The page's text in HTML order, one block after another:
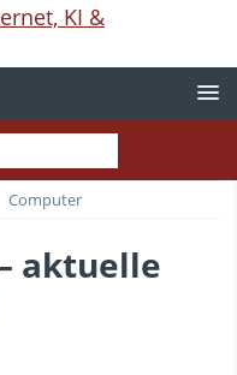
Computer
aktuelle